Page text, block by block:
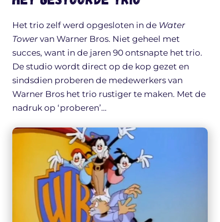
Het trio zelf werd opgesloten in de Water
Tower van Warner Bros. Niet geheel met
succes, want in de jaren 90 ontsnapte het trio.
De studio wordt direct op de kop gezet en
sindsdien proberen de medewerkers van
Warner Bros het trio rustiger te maken. Met de
nadruk op ‘proberen’…